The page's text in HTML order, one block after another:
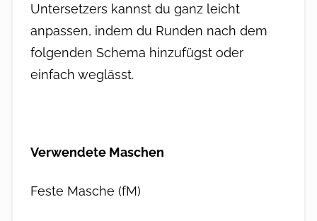
Untersetzers kannst du ganz leicht
anpassen, indem du Runden nach dem
folgenden Schema hinzufügst oder
einfach weglässt.
Verwendete Maschen
Feste Masche (fM)